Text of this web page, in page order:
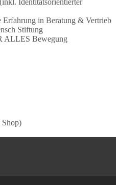
Erfahrung in Beratung & Vertrieb
Stiftung
ALLES Bewegung
Shop)